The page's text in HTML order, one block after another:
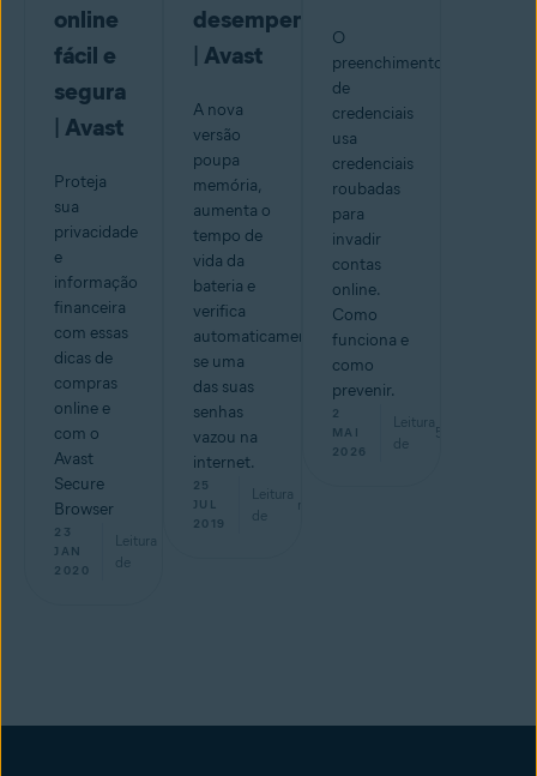
online
fácil e
segura
| Avast
Proteja
sua
privacidade
e
informação
financeira
com essas
dicas de
compras
online e
com o
Avast
Secure
Browser
23
JAN
2020
Leitura
de
desempenho
| Avast
A nova
versão
poupa
memória,
aumenta o
tempo de
vida da
bateria e
verifica
automaticamente
se uma
das suas
senhas
vazou na
internet.
25
JUL
2019
Leitura
de
min
O
preenchimento
de
credenciais
usa
credenciais
roubadas
para
invadir
contas
online.
Como
funciona e
como
prevenir.
2
MAI
2026
Leitura
de
5